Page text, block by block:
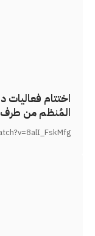
اختتام فعاليات
المُنظم من طرف